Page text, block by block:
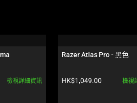
檢視詳細資訊
Razer Atlas Pro - 黑色
產品價格:
HK$1,049.00 檢視